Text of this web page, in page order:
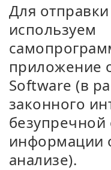
Для
используем
приложение
Software (в
законного
безупречной
информации
анализе).